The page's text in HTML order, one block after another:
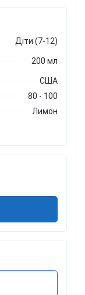
Діти (7-12)
200 мл
США
80 - 100
Лимон